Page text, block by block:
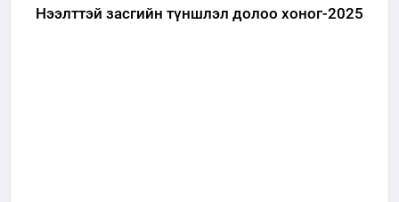
Нээлттэй засгийн түншлэл долоо хоног-2025